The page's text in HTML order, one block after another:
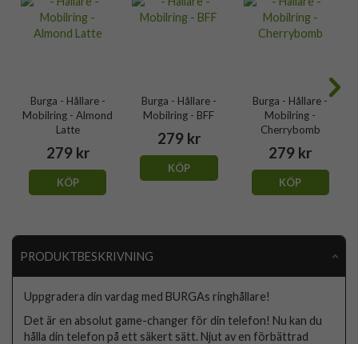
Burga - Hållare -
Mobilring - Almond
Latte
279 kr
KÖP
Burga - Hållare -
Mobilring - BFF
279 kr
KÖP
Burga - Hållare -
Mobilring -
Cherrybomb
279 kr
KÖP
PRODUKTBESKRIVNING
Uppgradera din vardag med BURGAs ringhållare!
Det är en absolut game-changer för din telefon! Nu kan du
hålla din telefon på ett säkert sätt. Njut av en förbättrad